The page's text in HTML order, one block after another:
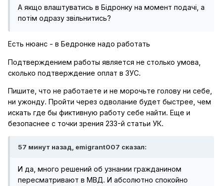
А якщо влаштуватись в Бідронку на момент подачі, а
потім одразу звільнитись?
Есть нюанс - в Бедронке надо работать
Подтверждением работы является не столько умова,
сколько подтверждение оплат в ЗУС.
Пишите, что не работаете и не морочьте голову ни себе,
ни ужонду. Пройти через одволание будет быстрее, чем
искать где бы фиктивную работу себе найти. Еще и
безопаснее с точки зрения 233-й статьи УК.
57 минут назад, emigrant007 сказал:
И да, много решений об узнании гражданином
пересматривают в МВД. И абсолютно спокойно